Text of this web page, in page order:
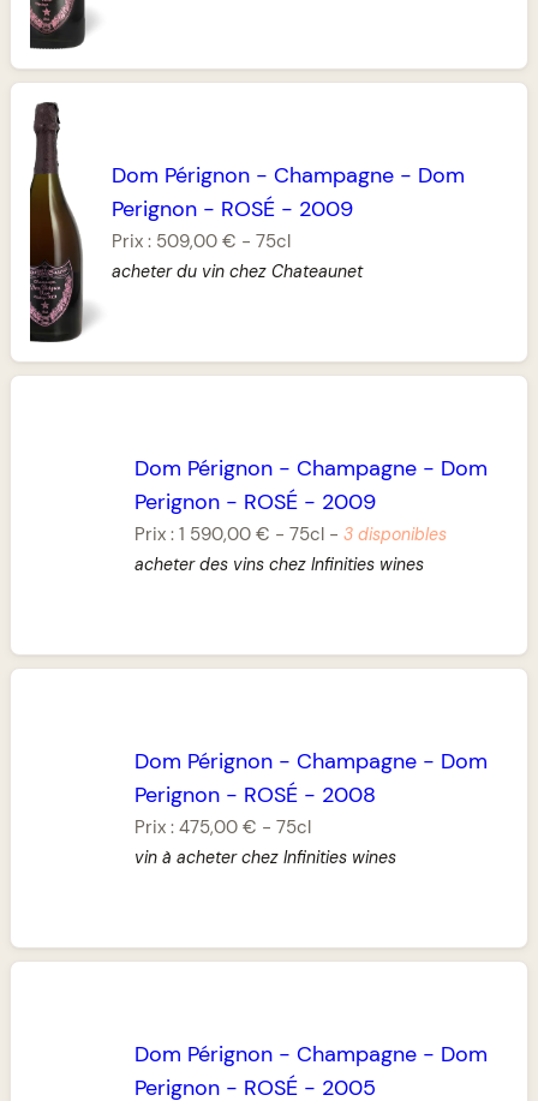
Dom Pérignon - Champagne - Dom
Perignon - ROSÉ - 2009
Prix : 509,00 € -75cl
acheter du vin chez Chateaunet
Dom Pérignon - Champagne - Dom
Perignon - ROSÉ - 2009
Prix :1 590,00 € -75cl -3 disponibles
acheter des vins chez Infinities wines
Dom Pérignon - Champagne - Dom
Perignon - ROSÉ - 2008
Prix :475,00 € -75cl
vin à acheter chez Infinities wines
Dom Pérignon - Champagne - Dom
Perignon - ROSÉ - 2005